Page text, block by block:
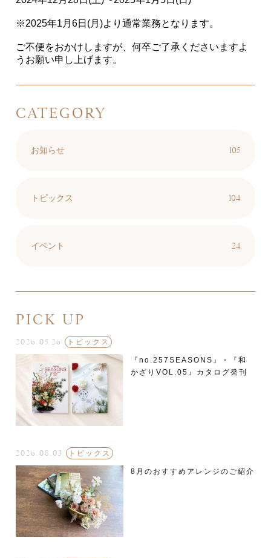
※2025年1月6日(月)より通常業務となります。
ご不便をおかけしますが、何卒ご了承くださいますよ
うお願い申し上げます。
CATEGORY
お知らせ 105
トピックス 104
イベント 24
PICK UP
2026.05.26 トピックス
『no.257SEASONS』・『和
かざりVOL.05』カタログ発刊
2026.08.03 トピックス
8月のおすすめアレンジのご紹介